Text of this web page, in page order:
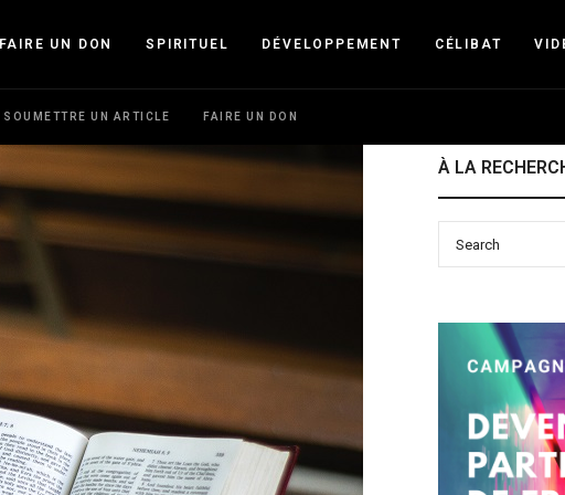
FAIRE UN DON SPIRITUEL DÉVELOPPEMENT CÉLIBAT
SOUMETTRE UN ARTICLE FAIRE UN DON
À LA